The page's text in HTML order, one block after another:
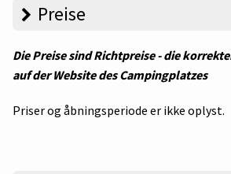
Preise
Die Preise sind Richtpreise - die
auf der Website des Campingplatzes
Priser og åbningsperiode er ikke oplyst.